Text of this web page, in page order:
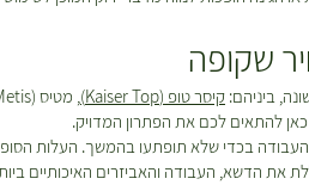
שקופה
ביניהם: קיסר טופ (Kaiser Top)
כאן להתאים לכם את הפתרון המדויק.
בכדי שלא תופתעו בהמשך. העלות
את הדשא, העבודה והאביזרים האיכותיים